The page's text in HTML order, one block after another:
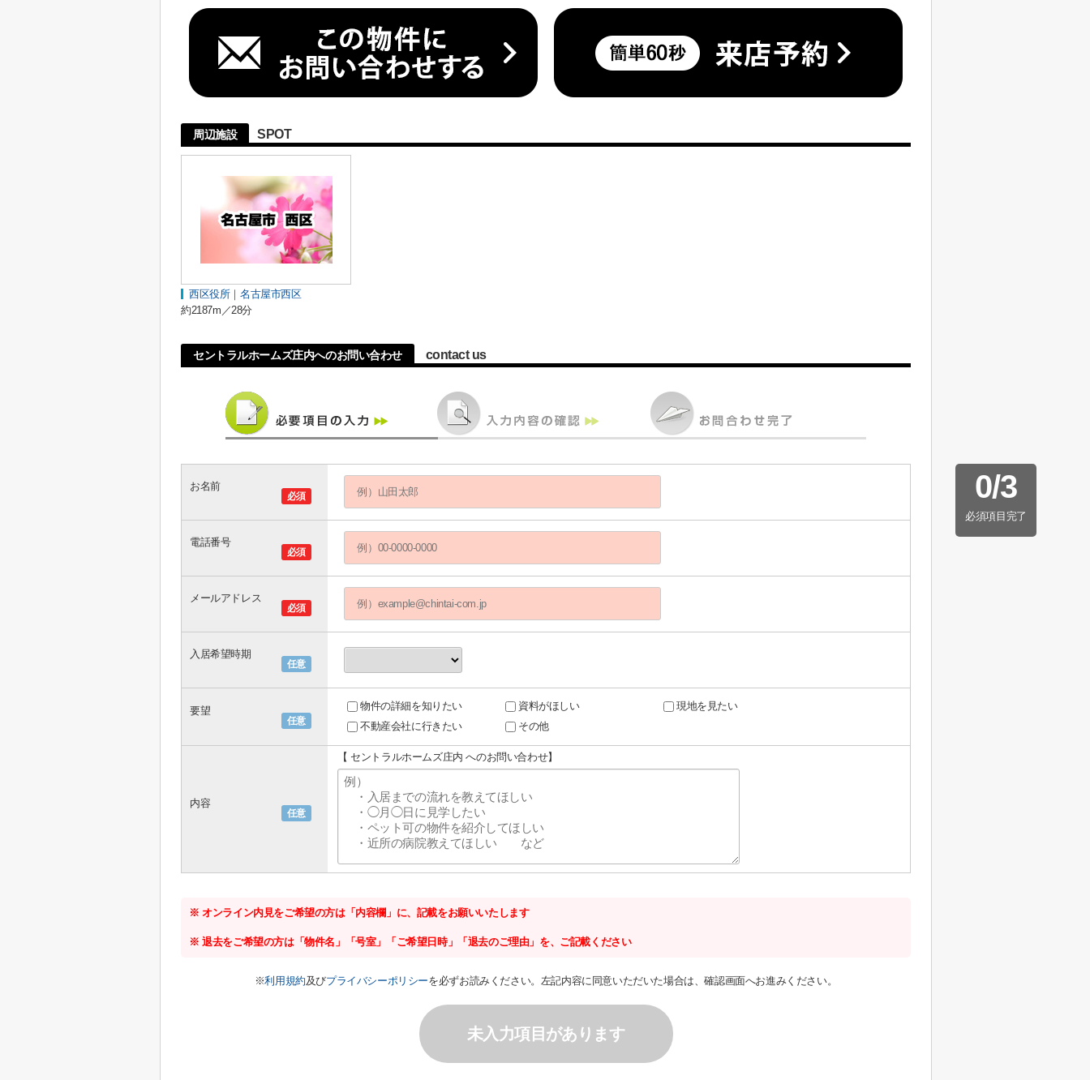
周辺施設 SPOT
西区役所｜名古屋市西区
約2187m／28分
セントラルホームズ庄内へのお問い合わせ contact us
0/3
必須項目完了
必須
お名前
必須
電話番号
必須
メールアドレス
任意
入居希望時期
任意
要望 物件の詳細を知りたい 資料がほしい
現地を見たい
不動産会社に行きたい
その他
任意
内容
【 セントラルホームズ庄内 へのお問い合わせ】
※ オンライン内見をご希望の方は「内容欄」に、記載をお願いいたします
※ 退去をご希望の方は「物件名」「号室」「ご希望日時」「退去のご理由」を、ご記載ください
※利用規約及びプライバシーポリシーを必ずお読みください。左記内容に同意いただいた場合は、確認画面へお進みください。
未入力項目があります